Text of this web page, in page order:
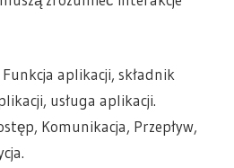
Funkcja aplikacji, składnik
usługa aplikacji.
Komunikacja, Przepływ,